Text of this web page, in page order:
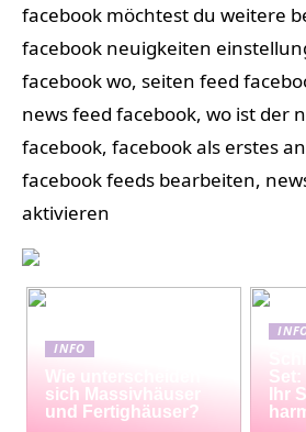
facebook möchtest du weitere
facebook neuigkeiten
facebook wo, seiten feed
news feed facebook, wo ist der
facebook, facebook als erstes
facebook feeds bearbeiten,
aktivieren
INFO
Wie unterscheiden
sich Massivhäuser
und Fertighäuser?
Set:
Ihr